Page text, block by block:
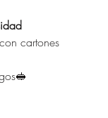
cartones